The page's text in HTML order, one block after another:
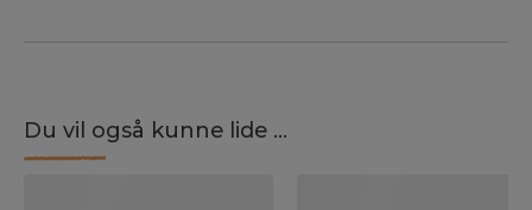
Du vil også kunne lide ...